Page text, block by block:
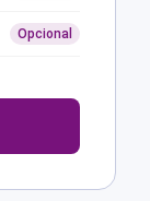
Opcional